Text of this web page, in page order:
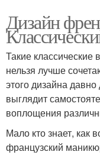
Дизайн
Такие
нельзя лучше
этого дизайна
выглядит
воплощения
Мало кто знает, как
французский